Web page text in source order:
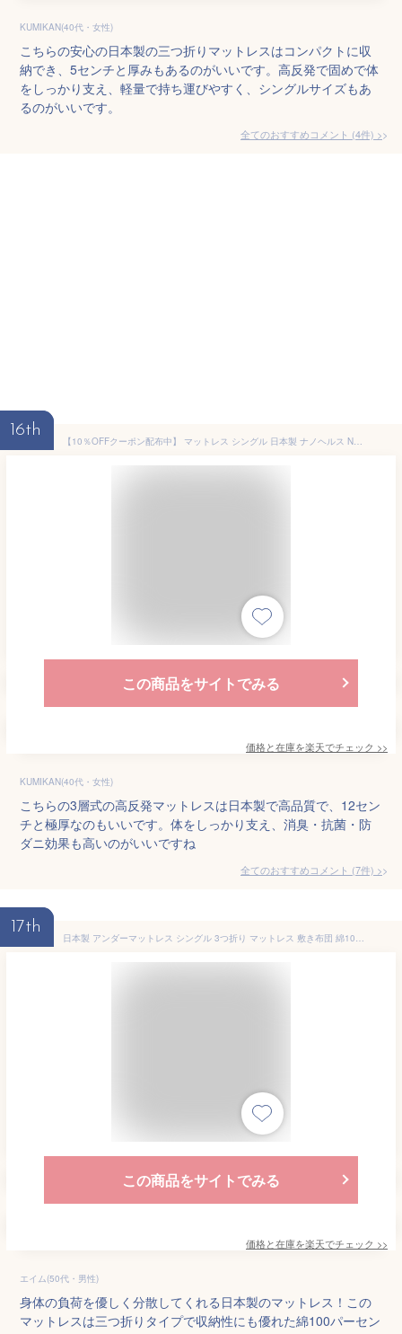
KUMIKAN(40代・女性)
こちらの安心の日本製の三つ折りマットレスはコンパクトに収
納でき、5センチと厚みもあるのがいいです。高反発で固めで体
をしっかり支え、軽量で持ち運びやすく、シングルサイズもあ
るのがいいです。
全てのおすすめコメント (4件) >
16th
【10％OFFクーポン配布中】 マットレス シングル 日本製 ナノヘルス NanoHealth 3層式 高反発 固綿 硬め 固め エアープレス MA 厚さ 約7cm 消臭 抗菌 防ダニ 【硬め】【固め】
この商品をサイトでみる
価格と在庫を楽天でチェック >>
KUMIKAN(40代・女性)
こちらの3層式の高反発マットレスは日本製で高品質で、12セン
チと極厚なのもいいです。体をしっかり支え、消臭・抗菌・防
ダニ効果も高いのがいいですね
全てのおすすめコメント (7件) >
17th
日本製 アンダーマットレス シングル 3つ折り マットレス 敷き布団 綿100％ 吸湿 速乾 エムールカラー 固わた チップウレタン 三つ折り 折りたたみ 折り畳み 敷布団 布団 ベッド プレイマット 軽量 コンパクト 省スペース 収納 来客用 無地 北欧 送料無料 エムール
この商品をサイトでみる
価格と在庫を楽天でチェック >>
エイム(50代・男性)
身体の負荷を優しく分散してくれる日本製のマットレス！この
マットレスは三つ折りタイプで収納性にも優れた綿100パーセン